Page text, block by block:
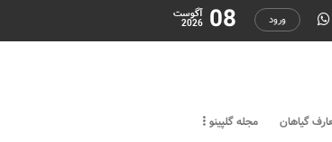
ورود 08 آگوست
2026
مجله گلپینو گیاهان